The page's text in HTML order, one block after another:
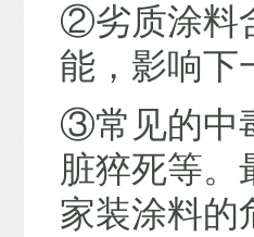
②劣质涂料
能，影响下
③常见的中
脏猝死等。
家装涂料的